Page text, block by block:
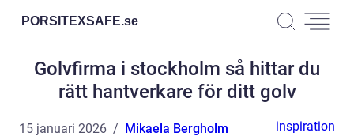
PORSITEXSAFE.se
Golvfirma i stockholm så hittar du
rätt hantverkare för ditt golv
15 januari 2026 Mikaela Bergholm inspiration